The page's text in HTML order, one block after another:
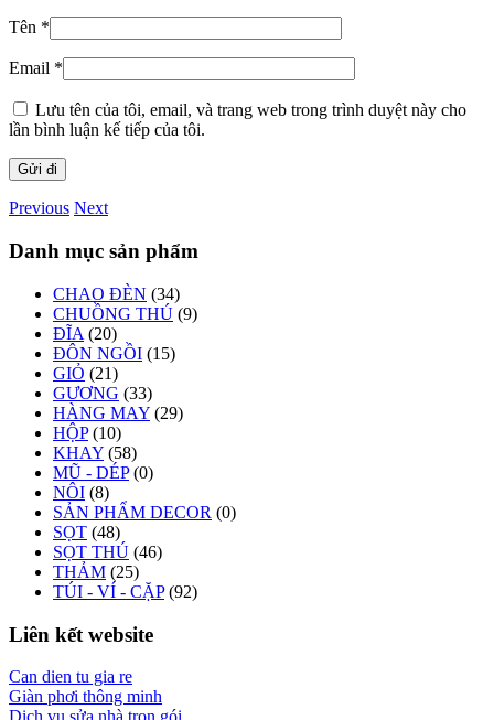
Tên *
Email *
Lưu tên của tôi, email, và trang web trong trình duyệt này cho
lần bình luận kế tiếp của tôi.
Previous Next
Danh mục sản phẩm
CHAO ĐÈN (34)
CHUỒNG THÚ (9)
ĐĨA (20)
ĐÔN NGỒI (15)
GIỎ (21)
GƯƠNG (33)
HÀNG MAY (29)
HỘP (10)
KHAY (58)
MŨ - DÉP (0)
NÔI (8)
SẢN PHẨM DECOR (0)
SỌT (48)
SỌT THÚ (46)
THẢM (25)
TÚI - VÍ - CẶP (92)
Liên kết website
Can dien tu gia re
Giàn phơi thông minh